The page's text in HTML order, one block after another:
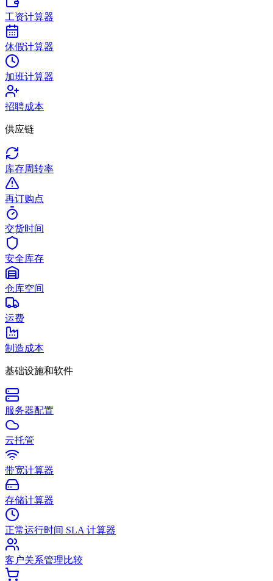
工资计算器
休假计算器
加班计算器
招聘成本
供应链
库存周转率
再订购点
交货时间
安全库存
仓库空间
运费
制造成本
基础设施和软件
服务器配置
云托管
带宽计算器
存储计算器
正常运行时间 SLA 计算器
客户关系管理比较